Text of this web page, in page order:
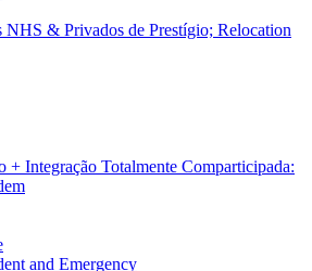
NHS & Privados de Prestígio; Relocation
+ Integração Totalmente Comparticipada:
and Emergency